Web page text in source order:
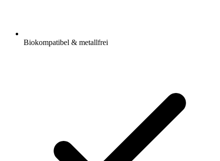
Biokompatibel & metallfrei